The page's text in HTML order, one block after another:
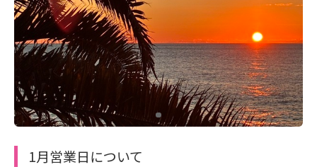
1月営業日について